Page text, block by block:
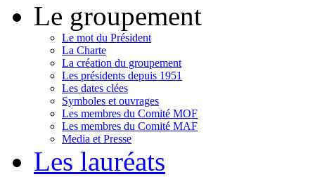
Le groupement
Le mot du Président
La Charte
La création du groupement
Les présidents depuis 1951
Les dates clées
Symboles et ouvrages
Les membres du Comité MOF
Les membres du Comité MAF
Media et Presse
Les lauréats